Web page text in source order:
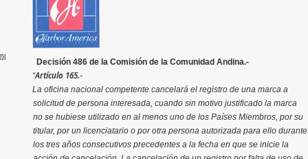
[5]
Decisión 486 de la Comisión de la Comunidad Andina.-
“Artículo 165.-
La oficina nacional competente cancelará el registro de una marca a
solicitud de persona interesada, cuando sin motivo justificado la marca
no se hubiese utilizado en al menos uno de los Países Miembros, por su
titular, por un licenciatario o por otra persona autorizada para ello durante
los tres años consecutivos precedentes a la fecha en que se inicie la